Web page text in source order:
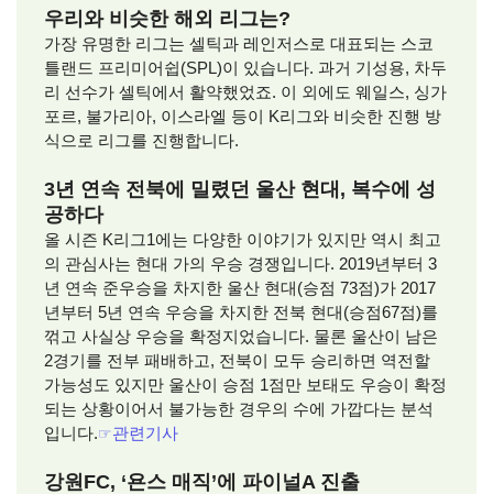
우리와 비슷한 해외 리그는?
가장 유명한 리그는 셀틱과 레인저스로 대표되는 스코
틀랜드 프리미어쉽(SPL)이 있습니다. 과거 기성용, 차두
리 선수가 셀틱에서 활약했었죠. 이 외에도 웨일스, 싱가
포르, 불가리아, 이스라엘 등이 K리그와 비슷한 진행 방
식으로 리그를 진행합니다.
3년 연속 전북에 밀렸던 울산 현대, 복수에 성
공하다
올 시즌 K리그1에는 다양한 이야기가 있지만 역시 최고
의 관심사는 현대 가의 우승 경쟁입니다. 2019년부터 3
년 연속 준우승을 차지한 울산 현대(승점 73점)가 2017
년부터 5년 연속 우승을 차지한 전북 현대(승점67점)를
꺾고 사실상 우승을 확정지었습니다. 물론 울산이 남은
2경기를 전부 패배하고, 전북이 모두 승리하면 역전할
가능성도 있지만 울산이 승점 1점만 보태도 우승이 확정
되는 상황이어서 불가능한 경우의 수에 가깝다는 분석
입니다.☞관련기사
강원FC, ‘욘스 매직’에 파이널A 진출